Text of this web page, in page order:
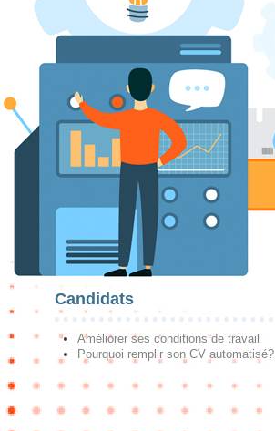
Candidats
Améliorer ses conditions de travail
Pourquoi remplir son CV automatisé?